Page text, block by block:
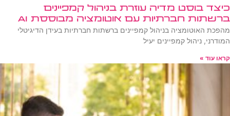
כיצד בוסט מדיה עוזרת בניהול קמפיינים
ברשתות חברתיות עם אוטומציה מבוססת AI
מהפכת האוטומציה בניהול קמפיינים ברשתות חברתיות בעידן הדיגיטלי
המודרני, ניהול קמפיינים יעיל
קראו עוד »